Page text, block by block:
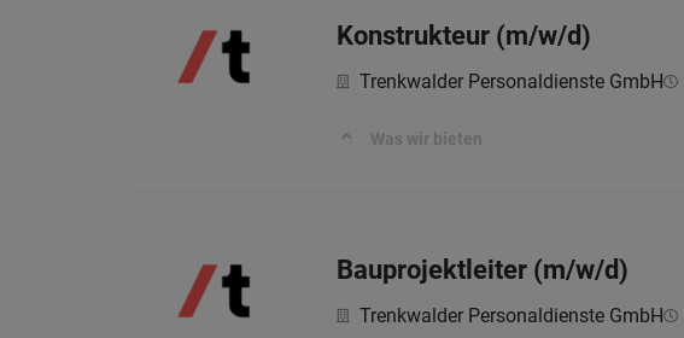
Konstrukteur (m/w/d)
Trenkwalder Personaldienste GmbH
Was wir bieten
Bauprojektleiter (m/w/d)
Trenkwalder Personaldienste GmbH